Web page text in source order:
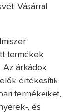
Vásárral
termékek
Az árkádok
értékesítik
termékeiket,
, és